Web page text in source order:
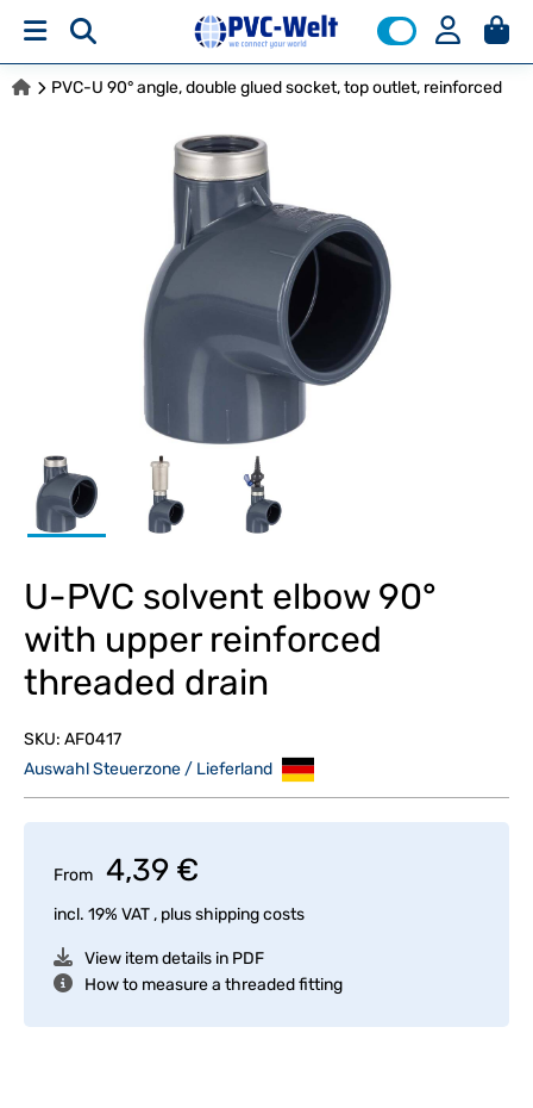
PVC-U 90° angle, double glued socket, top outlet, reinforced
U-PVC solvent elbow 90°
with upper reinforced
threaded drain
SKU: AF0417
Auswahl Steuerzone / Lieferland
From 4,39 €
incl. 19% VAT , plusshipping costs
View item details in PDF
How to measure a threaded fitting